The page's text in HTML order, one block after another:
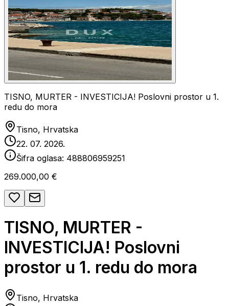
TISNO, MURTER - INVESTICIJA! Poslovni prostor u 1.
redu do mora
Tisno, Hrvatska
22. 07. 2026.
Šifra oglasa: 488806959251
269.000,00 €
TISNO, MURTER -
INVESTICIJA! Poslovni
prostor u 1. redu do mora
Tisno, Hrvatska